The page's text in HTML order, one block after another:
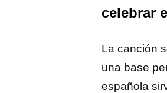
celebrar
La canción
una base
española